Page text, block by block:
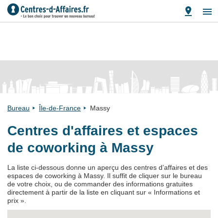
Bureau Île-de-France Massy
Centres d'affaires et espaces
de coworking à Massy
La liste ci-dessous donne un aperçu des centres d’affaires et des
espaces de coworking à Massy. Il suffit de cliquer sur le bureau
de votre choix, ou de commander des informations gratuites
directement à partir de la liste en cliquant sur « Informations et
prix ».